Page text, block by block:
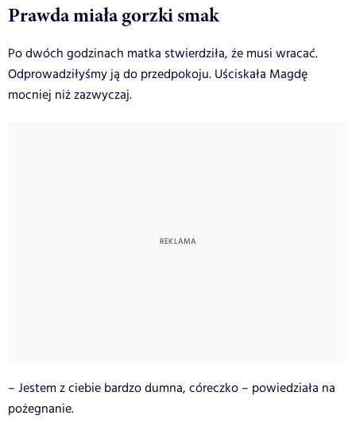
Prawda miała gorzki smak
Po dwóch godzinach matka stwierdziła, że musi wracać.
Odprowadziłyśmy ją do przedpokoju. Uściskała Magdę
mocniej niż zazwyczaj.
– Jestem z ciebie bardzo dumna, córeczko – powiedziała na
pożegnanie.